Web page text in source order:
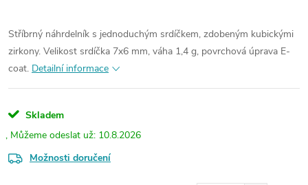
Stříbrný náhrdelník s jednoduchým srdíčkem, zdobeným kubickými
zirkony. Velikost srdíčka 7x6 mm, váha 1,4 g, povrchová úprava E-
coat. Detailní informace
Skladem
10.8.2026
Možnosti doručení